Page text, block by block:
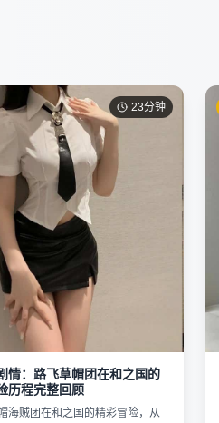
23分钟
情：路飞草帽团在和之国的
历程完整回顾
海贼团在和之国的精彩冒险，从